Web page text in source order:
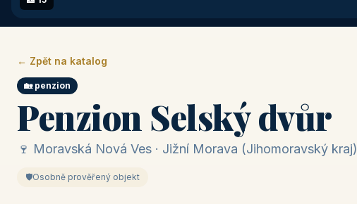
← Zpět na katalog
🏡 penzion
Penzion Selský dvůr
🍷 Moravská Nová Ves · Jižní Morava (Jihomoravský kraj)
🛡️Osobně prověřený objekt